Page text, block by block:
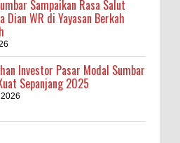
Sampaikan Rasa Salut
Dian WR di Yayasan Berkah
Investor Pasar Modal Sumbar
Sepanjang 2025